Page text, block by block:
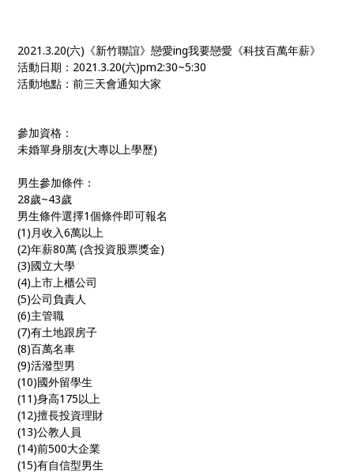
2021.3.20(六)《新竹聯誼》戀愛ing我要戀愛《科技百萬年薪》
活動日期：2021.3.20(六)pm2:30~5:30
活動地點：前三天會通知大家
參加資格：
未婚單身朋友(大專以上學歷)
男生參加條件：
28歲~43歲
男生條件選擇1個條件即可報名
(1)月收入6萬以上
(2)年薪80萬 (含投資股票獎金)
(3)國立大學
(4)上市上櫃公司
(5)公司負責人
(6)主管職
(7)有土地跟房子
(8)百萬名車
(9)活潑型男
(10)國外留學生
(11)身高175以上
(12)擅長投資理財
(13)公教人員
(14)前500大企業
(15)有自信型男生